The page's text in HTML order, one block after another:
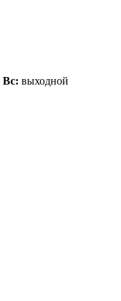
Вс: выходной